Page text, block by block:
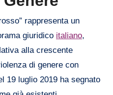
rappresenta un
giuridico italiano,
alla crescente
di genere con
19 luglio 2019 ha segnato